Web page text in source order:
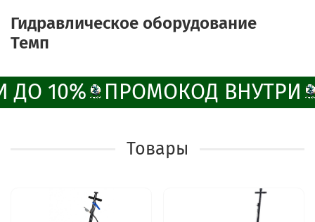
Гидравлическое оборудование
Темп
10% ПРОМОКОД ВНУТРИ
Товары